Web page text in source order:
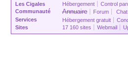
Les Cigales Hébergement Control
Communauté
Annuaire Forum Chat
Services
Hébergement gratuit
Sites
17 160 sites Webmail